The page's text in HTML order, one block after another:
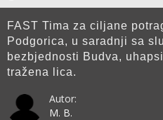
FAST Tima za ciljane
Podgorica, u saradnji sa
bezbjednosti Budva,
tražena lica.
Autor:
M. B.